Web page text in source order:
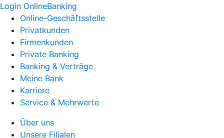
Login OnlineBanking
Online-Geschäftsstelle
Privatkunden
Firmenkunden
Private Banking
Banking & Verträge
Meine Bank
Karriere
Service & Mehrwerte
Über uns
Unsere Filialen